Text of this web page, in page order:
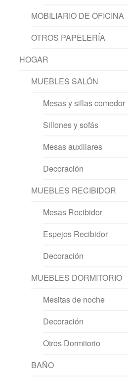
MOBILIARIO DE OFICINA
OTROS PAPELERÍA
HOGAR
MUEBLES SALÓN
Mesas y sillas comedor
Sillones y sofás
Mesas auxiliares
Decoración
MUEBLES RECIBIDOR
Mesas Recibidor
Espejos Recibidor
Decoración
MUEBLES DORMITORIO
Mesitas de noche
Decoración
Otros Dormitorio
BAÑO